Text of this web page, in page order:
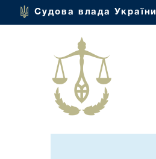
Судова влада України